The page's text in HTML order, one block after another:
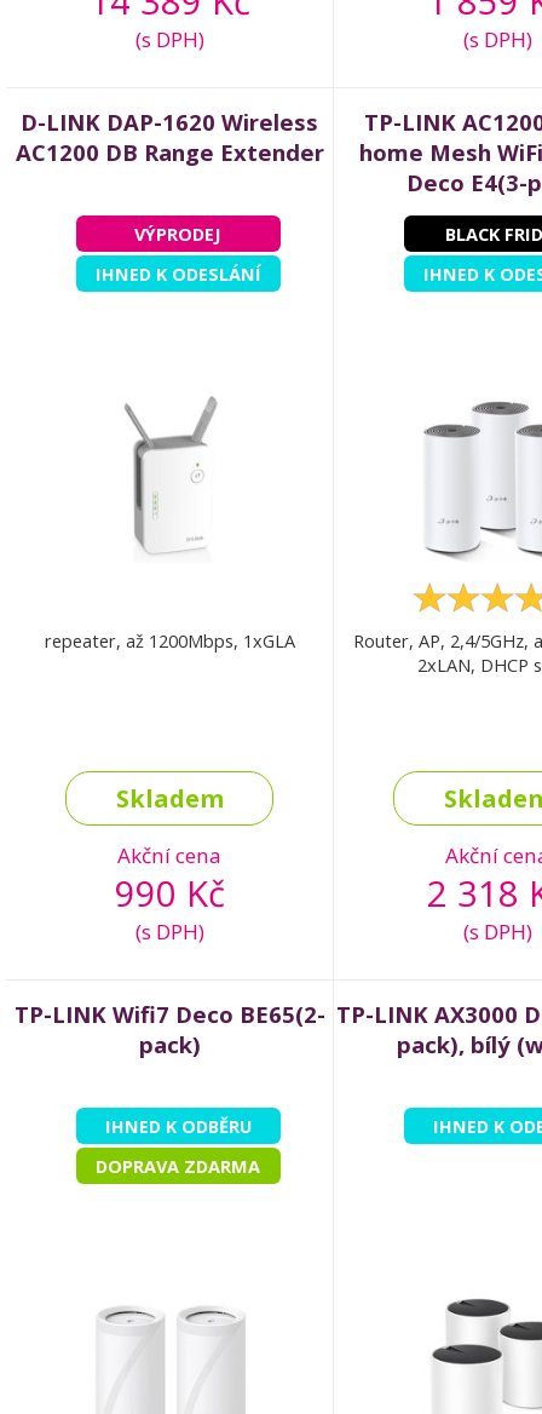
(s DPH) (s DPH)
D-LINK DAP-1620 Wireless
AC1200 DB Range Extender
VÝPRODEJ
IHNED K ODESLÁNÍ
repeater, až 1200Mbps, 1xGLA
Skladem
Akční cena
990 Kč
(s DPH)
TP-LINK
home Mesh
Deco E4(3-
BLACK
IHNED K
Router, AP, 2,4/5GHz,
2xLAN, DHCP
Akční
2 318
(s DPH)
TP-LINK Wifi7 Deco BE65(2-
pack)
IHNED K ODBĚRU
DOPRAVA ZDARMA
TP-LINK AX3000
pack), bílý
IHNED K